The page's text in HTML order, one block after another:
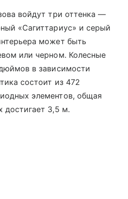
войдут три оттенка —
«Сагиттариус» и серый
может быть
или черном. Колесные
в зависимости
состоит из 472
элементов, общая
достигает 3,5 м.